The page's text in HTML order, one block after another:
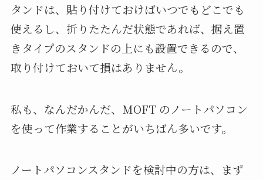
タンドは、貼り付けておけばいつでもどこでも
使えるし、折りたたんだ状態であれば、据え置
きタイプのスタンドの上にも設置できるので、
取り付けておいて損はありません。
私も、なんだかんだ、MOFT のノートパソコン
を使って作業することがいちばん多いです。
ノートパソコンスタンドを検討中の方は、まず